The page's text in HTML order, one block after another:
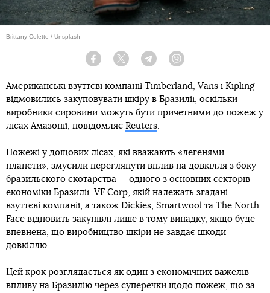
Brittany Colette / Unsplash
Facebook Twitter Telegram
Американські взуттєві компанії Timberland, Vans і Kipling
відмовились закуповувати шкіру в Бразилії, оскільки
виробники сировини можуть бути причетними до пожеж у
лісах Амазонії, повідомляє Reuters
Пожежі у дощових лісах, які вважають «легенями
планети», змусили переглянути вплив на довкілля з боку
бразильского скотарства — одного з основних секторів
економіки Бразилії. VF Corp, якій належать згадані
взуттєві компанії, а також Dickies, Smartwool та The North
Face відновить закупівлі лише в тому випадку, якщо буде
впевнена, що виробництво шкіри не завдає шкоди
довкіллю.
Цей крок розглядається як один з економічних важелів
впливу на Бразилію через суперечки щодо пожеж, що за